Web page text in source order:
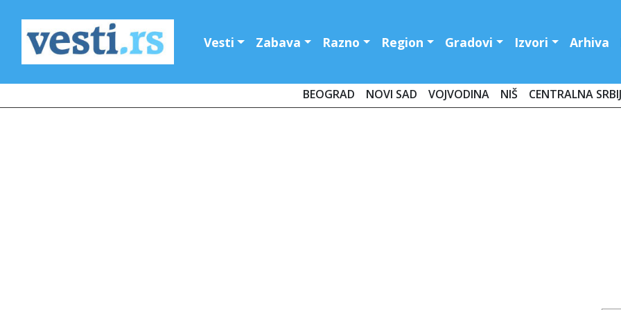
Vesti Zabava Razno Region Gradovi Izvori Arhiva
BEOGRAD NOVI SAD VOJVODINA NIŠ CENTRALNA